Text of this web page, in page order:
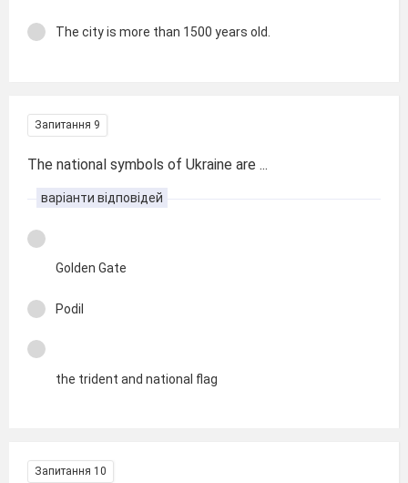
The city is more than 1500 years old.
Запитання 9
The national symbols of Ukraine are ...
варіанти відповідей
Golden Gate
Podil
the trident and national flag
Запитання 10